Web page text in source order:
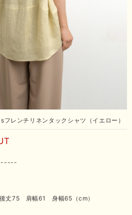
レンチリネンタックシャツ（イエロー）
後丈75 肩幅61 身幅65（cm）